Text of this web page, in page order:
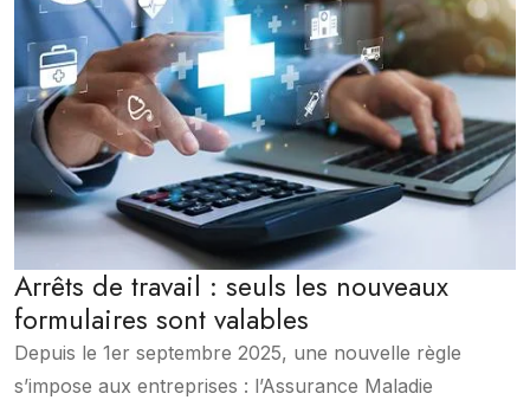
Arrêts de travail : seuls les nouveaux
formulaires sont valables
Depuis le 1er septembre 2025, une nouvelle règle
s’impose aux entreprises : l’Assurance Maladie